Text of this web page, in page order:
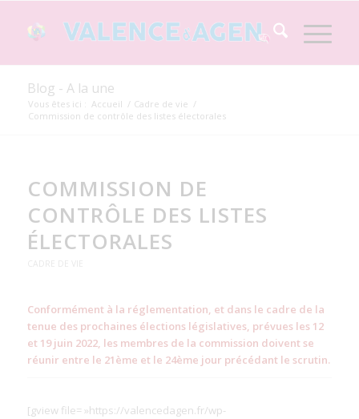
Blog - A la une
Vous êtes ici : Accueil / Cadre de vie /
Commission de contrôle des listes électorales
COMMISSION DE
CONTRÔLE DES LISTES
ÉLECTORALES
Conformément à la réglementation, et dans le cadre de la
tenue des prochaines élections législatives, prévues les 12
et 19 juin 2022, les membres de la commission doivent se
réunir entre le 21ème et le 24ème jour précédant le scrutin.
[gview file= »https://valencedagen.fr/wp-